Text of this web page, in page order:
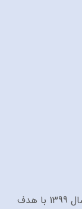
سایت پرو جی اف ایکس فعالیت خود را از سال 1399 با هدف